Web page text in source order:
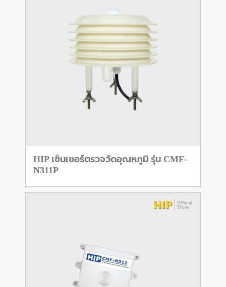
HIP เซ็นเซอร์ตรวจวัดอุณหภูมิ รุ่น CMF-
N311P